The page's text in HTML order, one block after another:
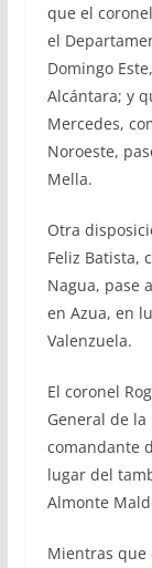
que el
el
Domingo
Alcántara; y
Mercedes,
Noroeste,
Mella.
Otra
Feliz Batista,
Nagua, pase
en Azua, en
Valenzuela.
El coronel
General de
comandante
lugar del
Almonte
Mientras que